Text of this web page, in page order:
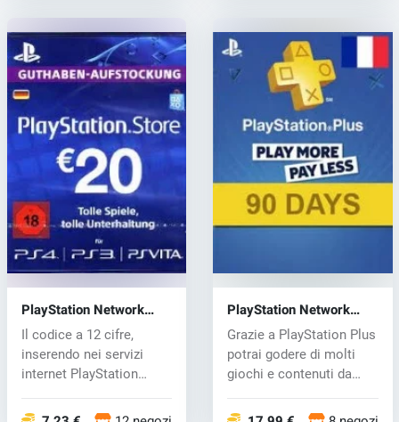
PlayStation Network
Card 20 EUR
Il codice a 12 cifre,
inserendo nei servizi
internet PlayStation
PlayStation Network
Card 90 days
Grazie a PlayStation Plus
potrai godere di molti
giochi e contenuti da